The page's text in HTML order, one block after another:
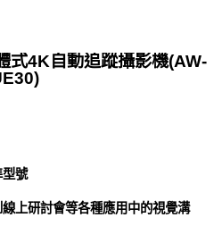
4K自動追蹤攝影機(AW-
型號
上研討會等各種應用中的視覺溝